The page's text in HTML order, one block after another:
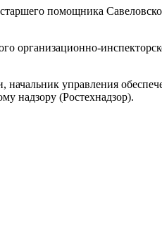
помощника
организационно-
управления
надзору (Ростехнадзор).